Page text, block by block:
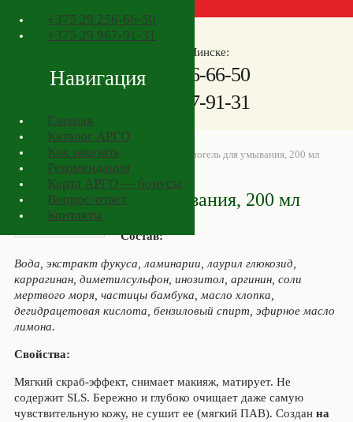
+375 29 256-66-50
+375 29 967-91-31
Навигация
Главная
Каталог АРГО
Как заказать
Рекомендации
Карта АРГО — бонусы
Вопрос-ответ
Контакты
Телефоны в Минске:
+37529 256-66-50
29 967-91-31
АРГО в Минске>Товары АРГО Биогель для умывания, 200 мл
Биогель для умывания, 200 мл
Состав:
Вода, экстракт фукуса, ламинарии, лаурил глюкозид,
каррагинан, диметилсульфон, инозитол, аргинин, соли
мертвого моря, частицы бамбука, масло хлопка,
дегидрацетовая кислота, бензиловый спирт, эфирное масло
лимона.
Свойства:
Мягкий скраб-эффект, снимает макияж, матирует. Не
содержит SLS. Бережно и глубоко очищает даже самую
чувствительную кожу, не сушит ее (мягкий ПАВ). Создан на